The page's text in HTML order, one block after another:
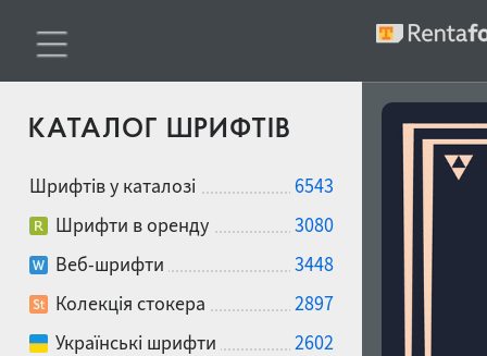
КАТАЛОГ ШРИФТІВ
Шрифтів у каталозі
6543
Шрифти в оренду
3080
Веб-шрифти
3448
Колекція стокера
2897
Українські шрифти
2602